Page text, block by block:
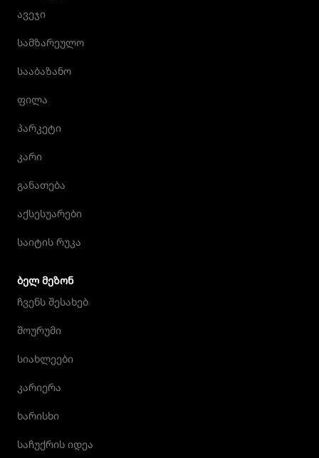
ავეჯი
სამზარეულო
სააბაზანო
ფილა
პარკეტი
კარი
განათება
აქსესუარები
საიტის რუკა
ᲑᲔᲚ ᲛᲔᲖᲝᲜ
ჩვენს შესახებ
შოურუმი
სიახლეები
კარიერა
ხარისხი
საჩუქრის იდეა